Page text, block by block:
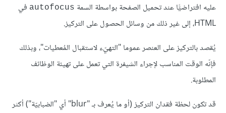
عليه افتراضيًّا عند تحميل الصفحة بواسطة السمة autofocus في
HTML، إلى غير ذلك من وسائل الحصول على التركيز.
يُقصد بالتركيز على العنصر عموما "التهيّء لاستقبال المُعطيات"، وبذلك
فإنّه الوقت المناسب لإجراء الشيفرة التي تعمل على تهيئة الوظائف
المطلوبة.
قد تكون لحظة فقدان التركيز (أو ما يُعرف بـ "blur" أي "الضبابيّة") أكثر